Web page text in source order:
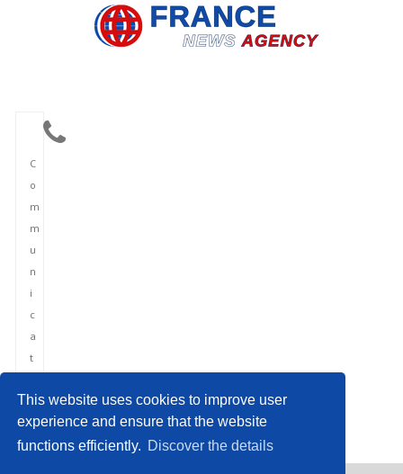
This website uses cookies to improve user
experience and ensure that the website
functions efficiently. Discover the details
C
o
m
m
u
n
i
c
a
t
o
n